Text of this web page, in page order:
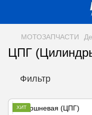
МОТОЗАПЧАСТИ
ЦПГ
Фильтр
ХИТ